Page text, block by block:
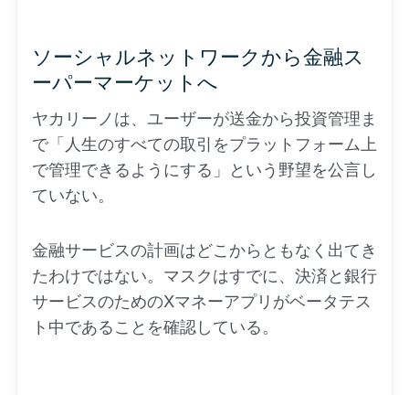
ソーシャルネットワークから金融ス
ーパーマーケットへ
ヤカリーノは、ユーザーが送金から投資管理ま
で「人生のすべての取引をプラットフォーム上
で管理できるようにする」という野望を公言し
ていない。
金融サービスの計画はどこからともなく出てき
たわけではない。マスクはすでに、決済と銀行
サービスのためのXマネーアプリがベータテス
ト中であることを確認している。